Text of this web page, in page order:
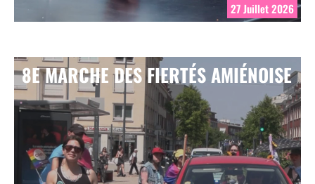
27 Juillet 2026
8E MARCHE DES FIERTÉS AMIÉNOISE